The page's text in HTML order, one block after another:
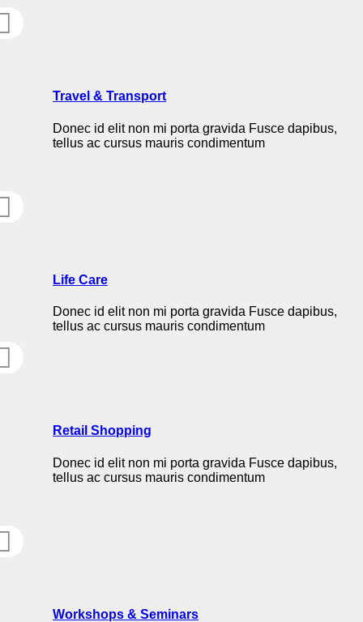
Travel & Transport
Donec id elit non mi porta gravida Fusce dapibus,
tellus ac cursus mauris condimentum
Life Care
Donec id elit non mi porta gravida Fusce dapibus,
tellus ac cursus mauris condimentum
Retail Shopping
Donec id elit non mi porta gravida Fusce dapibus,
tellus ac cursus mauris condimentum
Workshops & Seminars